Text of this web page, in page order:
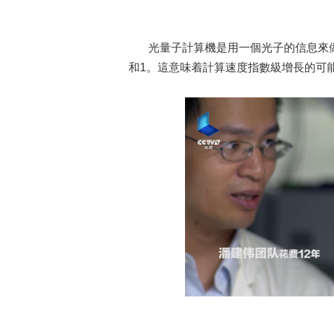
光量子計算機是用一個光子的信息來
和1。這意味着計算速度指數級增長的可